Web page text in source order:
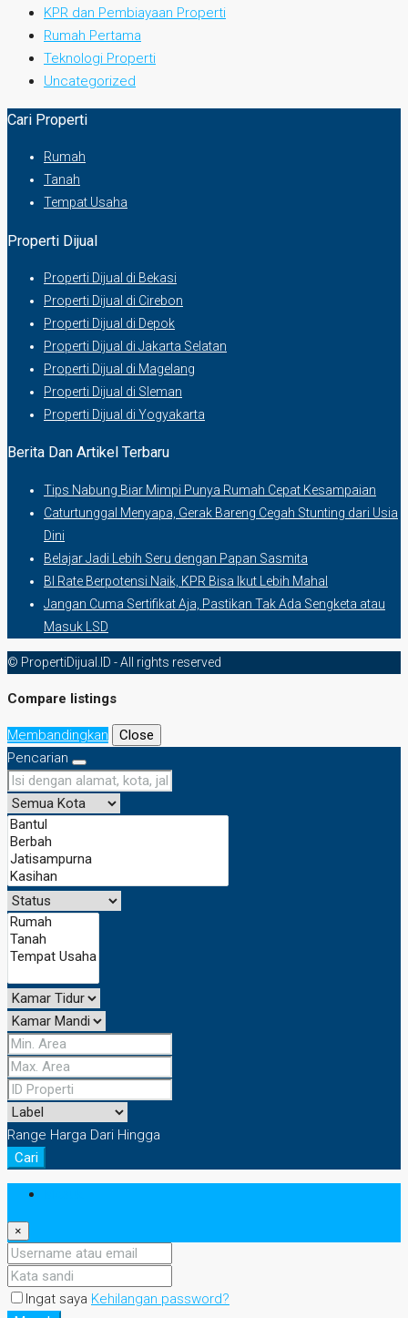
KPR dan Pembiayaan Properti
Rumah Pertama
Teknologi Properti
Uncategorized
Cari Properti
Rumah
Tanah
Tempat Usaha
Properti Dijual
Properti Dijual di Bekasi
Properti Dijual di Cirebon
Properti Dijual di Depok
Properti Dijual di Jakarta Selatan
Properti Dijual di Magelang
Properti Dijual di Sleman
Properti Dijual di Yogyakarta
Berita Dan Artikel Terbaru
Tips Nabung Biar Mimpi Punya Rumah Cepat Kesampaian
Caturtunggal Menyapa, Gerak Bareng Cegah Stunting dari Usia
Dini
Belajar Jadi Lebih Seru dengan Papan Sasmita
BI Rate Berpotensi Naik, KPR Bisa Ikut Lebih Mahal
Jangan Cuma Sertifikat Aja, Pastikan Tak Ada Sengketa atau
Masuk LSD
© PropertiDijual.ID - All rights reserved
Compare listings
Membandingkan
Close
Pencarian
Range Harga Dari Hingga
Cari
×
Ingat saya Kehilangan password?